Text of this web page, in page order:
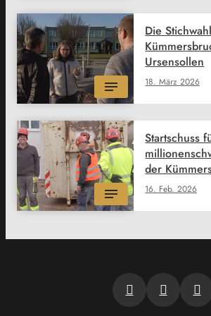
18. März 2026
Die
Ursensollen
16. Feb. 2026
Startschuss
der